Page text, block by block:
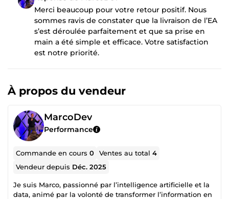
Merci beaucoup pour votre retour positif. Nous
sommes ravis de constater que la livraison de l’EA
s’est déroulée parfaitement et que sa prise en
main a été simple et efficace. Votre satisfaction
est notre priorité.
À propos du vendeur
MarcoDev
Performance
Commande en cours0 Ventes au total4
Vendeur depuis Déc. 2025
Je suis Marco, passionné par l’intelligence artificielle et la
data, animé par la volonté de transformer l’information en